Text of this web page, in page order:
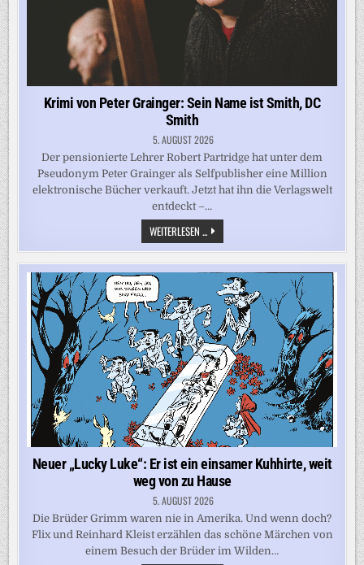
Krimi von Peter Grainger: Sein Name ist Smith, DC
Smith
5. AUGUST 2026
Der pensionierte Lehrer Robert Partridge hat unter dem
Pseudonym Peter Grainger als Selfpublisher eine Million
elektronische Bücher verkauft. Jetzt hat ihn die Verlagswelt
entdeckt –…
WEITERLESEN ...KRIMI
VON
PETER
GRAINGER:
SEIN
NAME
IST
SMITH,
DC
SMITH
Neuer „Lucky Luke“: Er ist ein einsamer Kuhhirte, weit
weg von zu Hause
5. AUGUST 2026
Die Brüder Grimm waren nie in Amerika. Und wenn doch?
Flix und Reinhard Kleist erzählen das schöne Märchen von
einem Besuch der Brüder im Wilden…